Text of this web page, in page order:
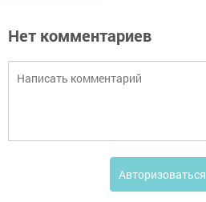
Нет комментариев
Авторизоваться